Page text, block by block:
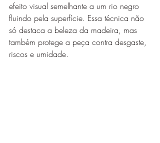
efeito visual semelhante a um rio negro
fluindo pela superfície. Essa técnica não
só destaca a beleza da madeira, mas
também protege a peça contra desgaste,
riscos e umidade.